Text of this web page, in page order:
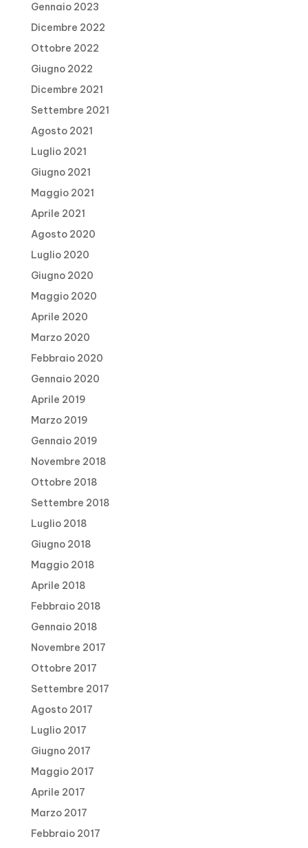
Gennaio 2023
Dicembre 2022
Ottobre 2022
Giugno 2022
Dicembre 2021
Settembre 2021
Agosto 2021
Luglio 2021
Giugno 2021
Maggio 2021
Aprile 2021
Agosto 2020
Luglio 2020
Giugno 2020
Maggio 2020
Aprile 2020
Marzo 2020
Febbraio 2020
Gennaio 2020
Aprile 2019
Marzo 2019
Gennaio 2019
Novembre 2018
Ottobre 2018
Settembre 2018
Luglio 2018
Giugno 2018
Maggio 2018
Aprile 2018
Febbraio 2018
Gennaio 2018
Novembre 2017
Ottobre 2017
Settembre 2017
Agosto 2017
Luglio 2017
Giugno 2017
Maggio 2017
Aprile 2017
Marzo 2017
Febbraio 2017